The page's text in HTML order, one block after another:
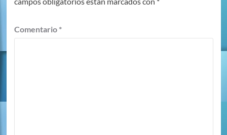
Comentario *